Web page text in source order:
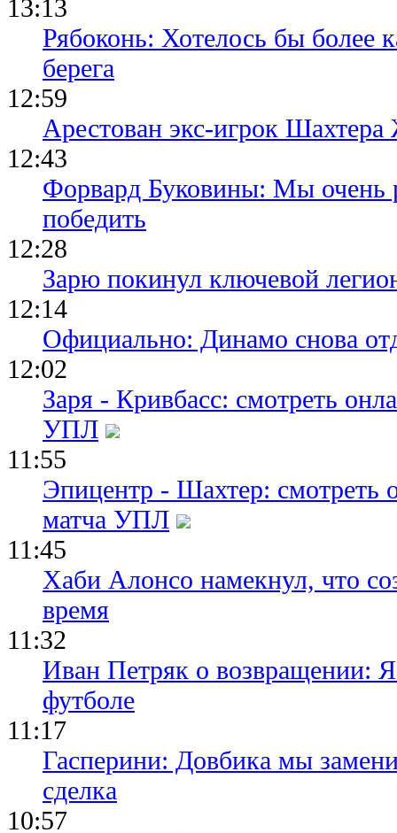
13:13
Рябоконь: Хотелось бы более
берега
12:59
Арестован экс-игрок
12:43
Форвард Буковины: Мы очень
победить
12:28
Зарю покинул ключевой
12:14
Официально: Динамо снова
12:02
Заря - Кривбасс: смотреть
УПЛ
11:55
Эпицентр - Шахтер: смотреть
матча УПЛ
11:45
Хаби Алонсо намекнул, что
время
11:32
Иван Петряк о возвращении:
футболе
11:17
Гасперини: Довбика мы
сделка
10:57